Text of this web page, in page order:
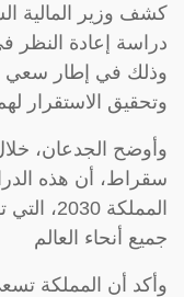
كشف وزير المالية
دراسة إعادة النظر
وذلك في إطار سعي
وتحقيق الاستقرار
وأوضح الجدعان،
سقراط، أن هذه
جميع أنحاء العالم
وأكد أن المملكة